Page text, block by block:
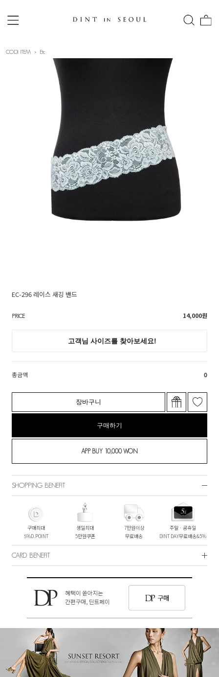
CODI ITEM Etc
EC-296 레이스 새깅 밴드
PRICE 14,000원
총금액 0
장바구니
구매하기
SHOPPING BENEFIT
구매최대
5%D.POINT
생일최대
5만원쿠폰
7만원이상
무료배송
주말ㆍ공휴일
DINT DAY무료배송&5%
CARD BENEFIT